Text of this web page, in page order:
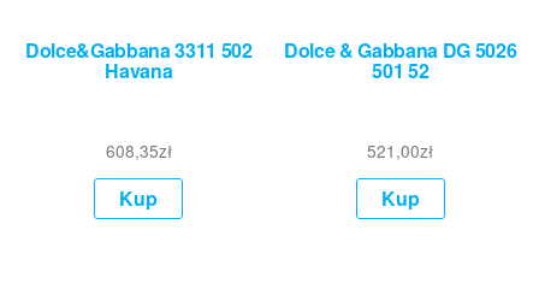
Dolce&Gabbana 3311 502
Havana
608,35zł
Kup
Dolce & Gabbana DG 5026
501 52
521,00zł
Kup